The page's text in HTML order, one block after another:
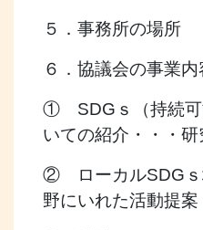
５．事務所の場所
６．協議会の事業
① SDGｓ（持続可
いての紹介・・・
② ローカルSDGｓ
野にいれた活動提